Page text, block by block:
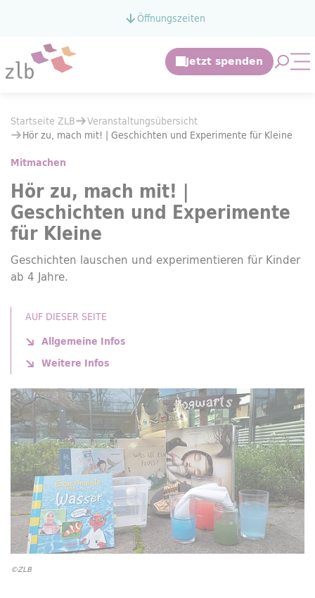
Zum Hauptinhalt springenÖffnungszeiten
Veranstaltungsübersicht
Hör zu, mach mit! | Geschichten und Experimente für Kleine
Sie befinden sich hier:
Startseite ZLB
Veranstaltungsübersicht
Hör zu, mach mit! | Geschichten und Experimente für Kleine
Mitmachen
Hör zu, mach mit! |
Geschichten und Experimente
für Kleine
Geschichten lauschen und experimentieren für Kinder
ab 4 Jahre.
AUF DIESER SEITE
Allgemeine Infos
Weitere Infos
©ZLB